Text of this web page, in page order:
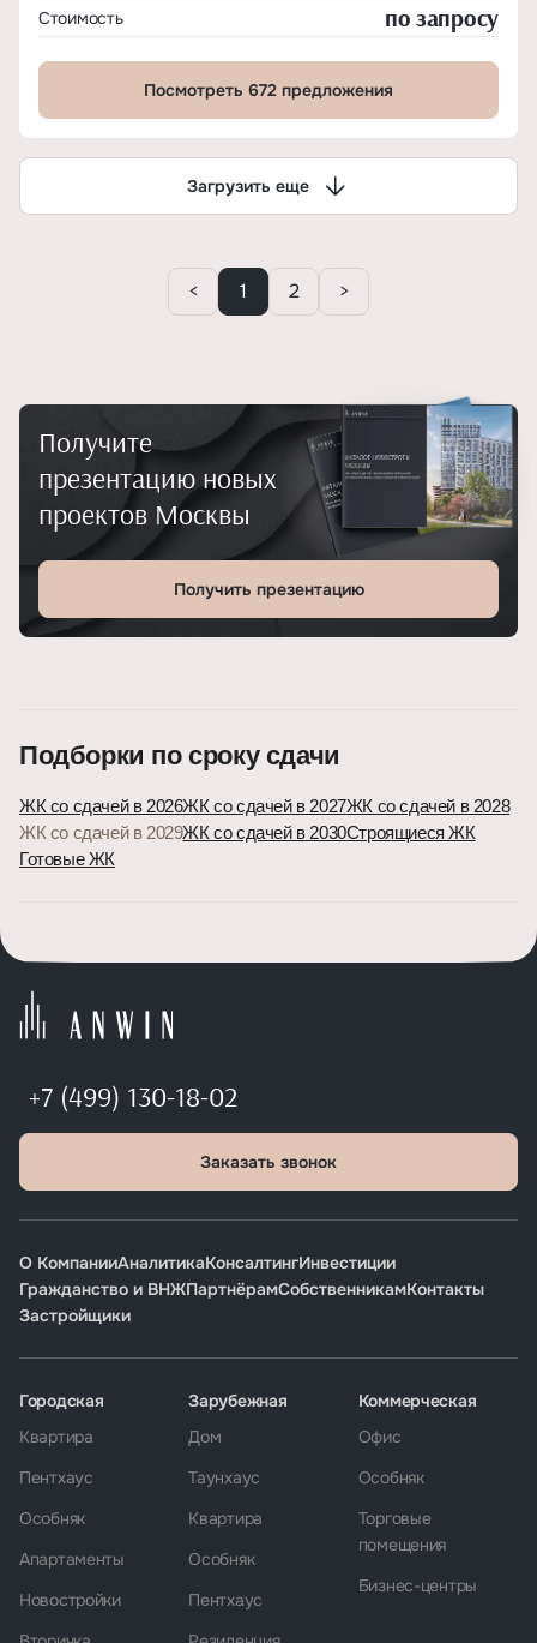
Стоимость
по запросу
Посмотреть 672 предложения
Загрузить еще
< 1 2 >
Получите
презентацию новых
проектов Москвы
Получить презентацию
Подборки по сроку сдачи
ЖК со сдачей в 2026ЖК со сдачей в 2027ЖК со сдачей в 2028
ЖК со сдачей в 2029ЖК со сдачей в 2030Строящиеся ЖК
Готовые ЖК
+7 (499) 130-18-02
Заказать звонок
О КомпанииАналитикаКонсалтингИнвестиции
Гражданство и ВНЖПартнёрамСобственникамКонтакты
Застройщики
Городская
Квартира
Пентхаус
Особняк
Апартаменты
Новостройки
Зарубежная
Дом
Таунхаус
Квартира
Особняк
Пентхаус
Коммерческая
Офис
Особняк
Торговые
помещения
Бизнес-центры